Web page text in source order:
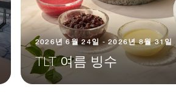
2026년 6월 24일 - 2026년 8월 31일
TLT 여름 빙수